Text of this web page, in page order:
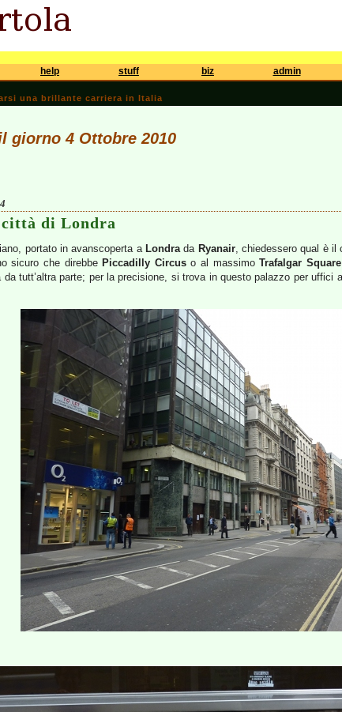
help stuff biz admin
una brillante carriera in Italia
giorno 4 Ottobre 2010
di Londra
portato in avanscoperta a Londrada Ryanair, chiedessero qual è il
sicuro che direbbe Piccadilly Circuso al massimoTrafalgar Square
da tutt’altra parte; per la precisione, si trova in questo palazzo per